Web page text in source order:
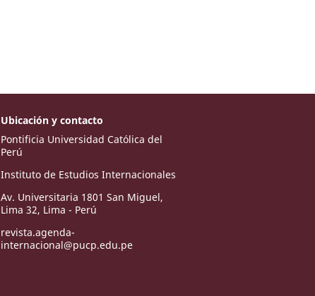
Ubicación y contacto
Pontificia Universidad Católica del
Perú
Instituto de Estudios Internacionales
Av. Universitaria 1801 San Miguel,
Lima 32, Lima - Perú
revista.agenda-
internacional@pucp.edu.pe